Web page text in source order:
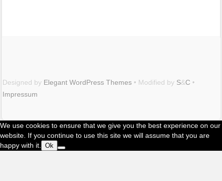
Designed by Elegant WordPress Themes • Modified by S&C •
Impressum
We use cookies to ensure that we give you the best experience on our
website. If you continue to use this site we will assume that you are
happy with it.
Ok